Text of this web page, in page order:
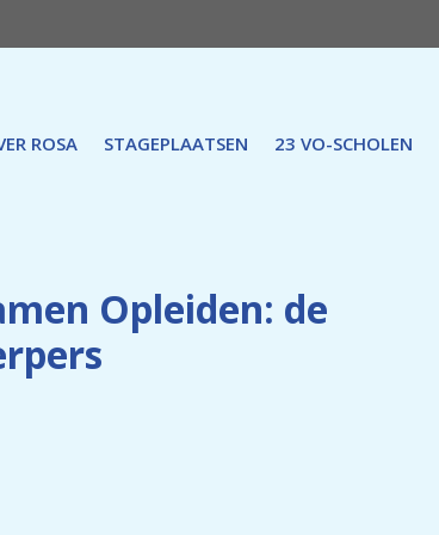
ROSA STAGEPLAATSEN 23 VO-SCHOLEN
Opleiden: de